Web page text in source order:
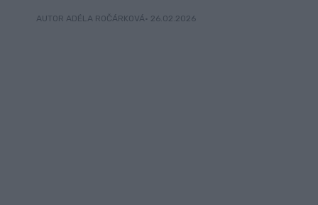
AUTOR ADÉLA ROČÁRKOVÁ• 26.02.2026